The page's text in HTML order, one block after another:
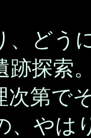
どう
跡探索
第で
、やは